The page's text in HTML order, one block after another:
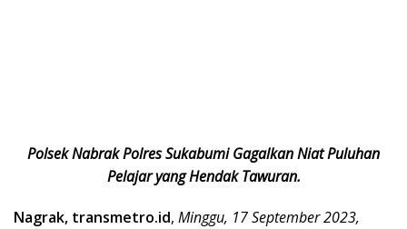
Polsek Nabrak Polres Sukabumi Gagalkan Niat Puluhan
Pelajar yang Hendak Tawuran.
Nagrak, transmetro.id, Minggu, 17 September 2023,